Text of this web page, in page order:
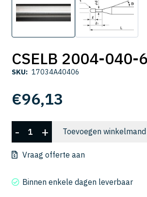
CSELB 2004-040-6
SKU: 17034A40406
€96,13
CSELB
2004-
040-
aantal
- + Toevoegen winkelmand
Vraag offerte aan
Binnen enkele dagen leverbaar